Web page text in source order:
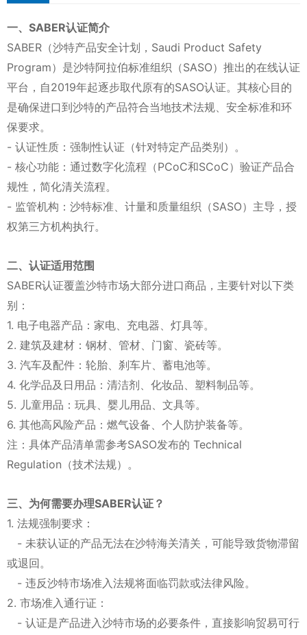
一、SABER认证简介
SABER（沙特产品安全计划，Saudi Product Safety
Program）是沙特阿拉伯标准组织（SASO）推出的在线认证
平台，自2019年起逐步取代原有的SASO认证。其核心目的
是确保进口到沙特的产品符合当地技术法规、安全标准和环
保要求。
- 认证性质：强制性认证（针对特定产品类别）。
- 核心功能：通过数字化流程（PCoC和SCoC）验证产品合
规性，简化清关流程。
- 监管机构：沙特标准、计量和质量组织（SASO）主导，授
权第三方机构执行。
二、认证适用范围
SABER认证覆盖沙特市场大部分进口商品，主要针对以下类
别：
1. 电子电器产品：家电、充电器、灯具等。
2. 建筑及建材：钢材、管材、门窗、瓷砖等。
3. 汽车及配件：轮胎、刹车片、蓄电池等。
4. 化学品及日用品：清洁剂、化妆品、塑料制品等。
5. 儿童用品：玩具、婴儿用品、文具等。
6. 其他高风险产品：燃气设备、个人防护装备等。
注：具体产品清单需参考SASO发布的 Technical
Regulation（技术法规）。
三、为何需要办理SABER认证？
1. 法规强制要求：
- 未获认证的产品无法在沙特海关清关，可能导致货物滞留
或退回。
- 违反沙特市场准入法规将面临罚款或法律风险。
2. 市场准入通行证：
- 认证是产品进入沙特市场的必要条件，直接影响贸易可行